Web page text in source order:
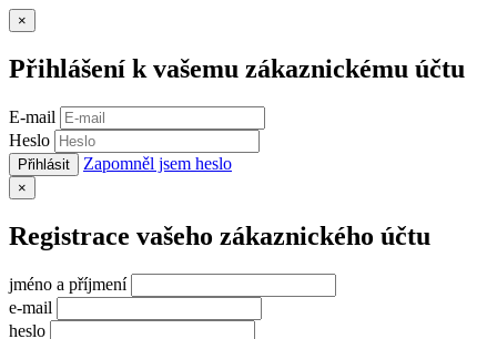
×
Přihlášení k vašemu zákaznickému účtu
E-mail
Heslo
Přihlásit Zapomněl jsem heslo
×
Registrace vašeho zákaznického účtu
jméno a příjmení
e-mail
heslo